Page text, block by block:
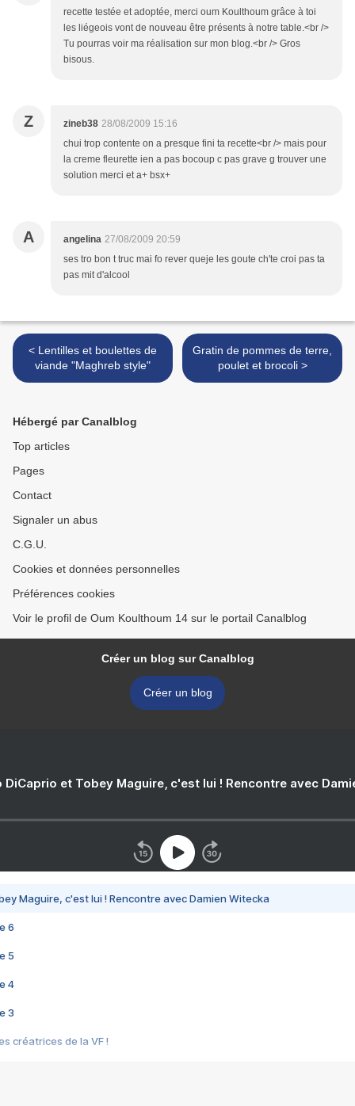
recette testée et adoptée, merci oum Koulthoum grâce à toi
les liégeois vont de nouveau être présents à notre table.<br />
Tu pourras voir ma réalisation sur mon blog.<br /> Gros
bisous.
Z zineb38 28/08/2009 15:16
chui trop contente on a presque fini ta recette<br /> mais pour
la creme fleurette ien a pas bocoup c pas grave g trouver une
solution merci et a+ bsx+
A angelina 27/08/2009 20:59
ses tro bon t truc mai fo rever queje les goute ch'te croi pas ta
pas mit d'alcool
< Lentilles et boulettes de
viande "Maghreb style"
Gratin de pommes de terre,
poulet et brocoli >
Hébergé par Canalblog
Top articles
Pages
Contact
Signaler un abus
C.G.U.
Cookies et données personnelles
Préférences cookies
Voir le profil de Oum Koulthoum 14 sur le portail Canalblog
Créer un blog sur Canalblog
Créer un blog
DiCaprio et Tobey Maguire, c'est lui ! Rencontre avec
Maguire, c'est lui ! Rencontre avec Damien Witecka
6
5
4
3
créatrices de la VF !